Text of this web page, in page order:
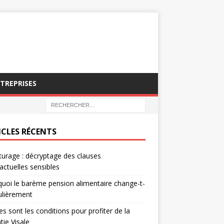
RÉCENTS
: décryptage des clauses
sensibles
le barème pension alimentaire change-t-
sont les conditions pour profiter de la
Visale